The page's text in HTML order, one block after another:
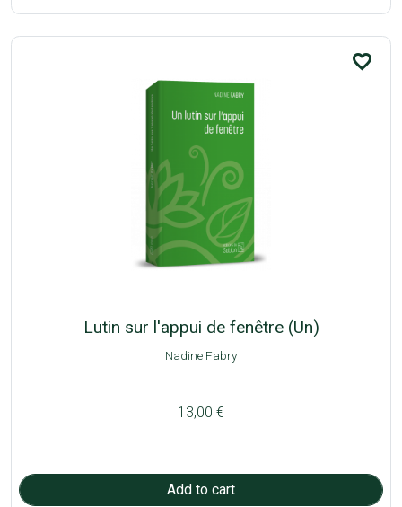
favorite_border
Lutin sur l'appui de fenêtre (Un)
Nadine Fabry
13,00 €